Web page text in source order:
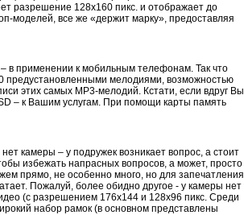
разрешение 128х160 пикс. и отображает до
моделей, все же «держит марку», предоставляя
в применении к мобильным телефонам. Так что
предустановленными мелодиями, возможностью
этих самых МР3-мелодий. Кстати, если вдруг Вы
– к Вашим услугам. При помощи карты память
камеры – у подружек возникает вопрос, а стоит
избежать напрасных вопросов, а может, просто
прямо, не особенно много, но для запечатления
Пожалуй, более обидно другое - у камеры нет
(с разрешением 176х144 и 128х96 пикс. Среди
набор рамок (в основном представлены